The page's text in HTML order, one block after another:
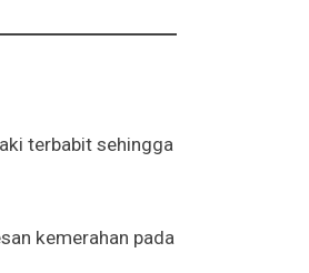
terbabit sehingga
kemerahan pada